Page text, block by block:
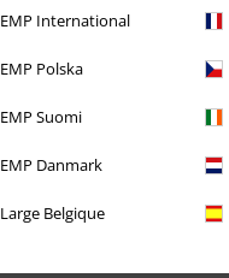
EMP International
EMP Polska
EMP Suomi
EMP Danmark
Large Belgique